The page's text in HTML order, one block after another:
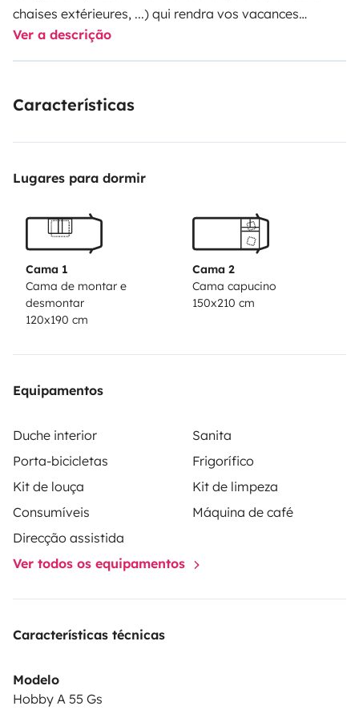
chaises extérieures, ...) qui rendra vos vacances
agréables en couple. Idéal pour 2, et 1 ou 2 petits
enfants, possible 4 couchages avec lit sur dînette,
manœuvres
frais de gaz à rajouter sur saison froide 5€ par jour
Les kms hors forfait sont facturés 0,30€ du km ( non
indiqués sur l’annonce car je n’arrive pas à le modifier
propriétaire)
Ver a descrição
Características
Lugares para dormir
Cama 1
Cama de montar e
desmontar
120x190 cm
Cama 2
Cama capucino
150x210 cm
Equipamentos
Duche interior
Sanita
Porta-bicicletas
Frigorífico
Kit de louça
Kit de limpeza
Consumíveis
Máquina de café
Direcção assistida
Ver todos os equipamentos
Características técnicas
Modelo
Hobby A 55 Gs